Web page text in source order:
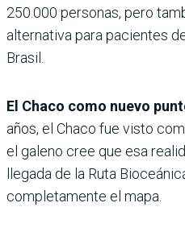
250.000 personas, pero
alternativa para pacientes
Brasil.
El Chaco como nuevo
años, el Chaco fue visto
el galeno cree que esa
llegada de la Ruta
completamente el mapa.